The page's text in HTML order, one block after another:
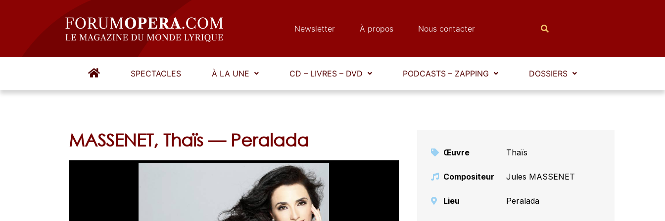
Newsletter À propos Nous contacter
SPECTACLES À LA UNE CD – LIVRES – DVD PODCASTS – ZAPPING DOSSIERS
MASSENET, Thaïs — Peralada
Œuvre Thaïs
Compositeur Jules MASSENET
Lieu Peralada